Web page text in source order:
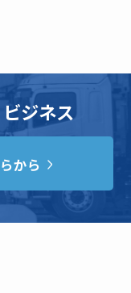
ジネス
から